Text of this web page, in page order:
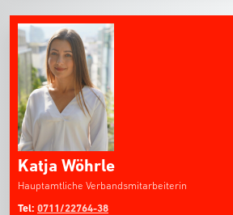
Katja Wöhrle
Hauptamtliche Verbandsmitarbeiterin
Tel: 0711/22764-38